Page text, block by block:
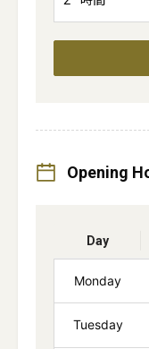
Opening
Day
Monday
Tuesday